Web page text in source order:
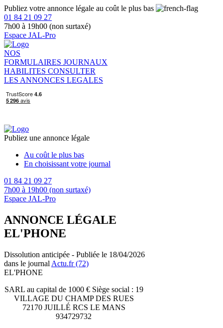
Publiez votre annonce légale au coût le plus bas
01 84 21 09 27
7h00 à 19h00 (non surtaxé)
Espace JAL-Pro
NOS
FORMULAIRES JOURNAUX
HABILITES CONSULTER
LES ANNONCES LEGALES
Publiez une annonce légale
Au coût le plus bas
En choisissant votre journal
01 84 21 09 27
7h00 à 19h00 (non surtaxé)
Espace JAL-Pro
ANNONCE LÉGALE
EL'PHONE
Dissolution anticipée - Publiée le 18/04/2026
dans le journal Actu.fr (72)
EL'PHONE
SARL au capital de 1000 € Siège social : 19
VILLAGE DU CHAMP DES RUES
72170 JUILLÉ RCS LE MANS
934729732